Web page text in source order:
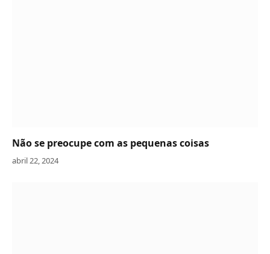
Não se preocupe com as pequenas coisas
abril 22, 2024